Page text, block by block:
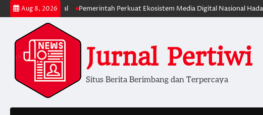
Skip
to
content
Aug 8, 2026
Digital Pemerintah Perkuat Ekosistem Media Digital Nasional Hadapi Perang
Jurnal Pertiwi
Situs Berita Berimbang dan Terpercaya